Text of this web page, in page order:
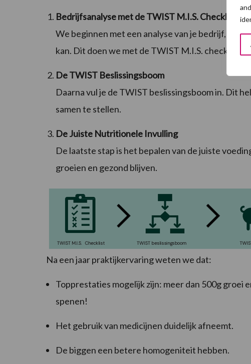
Bedrijfsanalyse met de TWIST M.I.S. Checklist
We beginnen met een analyse van je bedrijf,
kan. Dit doen we met de TWIST M.I.S. checklist,
De TWIST Beslissingsboom
Daarna vul je de TWIST beslissingsboom in. Dit
samen te stellen.
De Juiste Nutritionele Invulling
De laatste stap is het bepalen van de juiste
groeien en gezond blijven.
Na een jaar praktijkervaring weten we dat:
Topprestaties mogelijk zijn: meer dan 500g groei
spenen!
Het gebruik van medicijnen duidelijk afneemt.
De biggen een betere homogeniteit hebben.